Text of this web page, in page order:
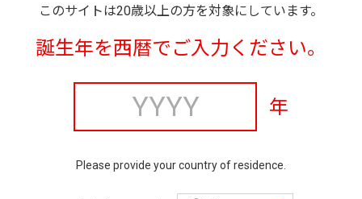
このサイトは20歳以上の方を対象にしています。
誕生年を西暦でご入力ください。
年
Please provide your country of residence.